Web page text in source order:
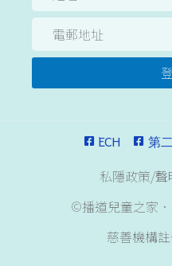
ECH 第
私隱政策/聲
©播道兒童之家
慈善機構